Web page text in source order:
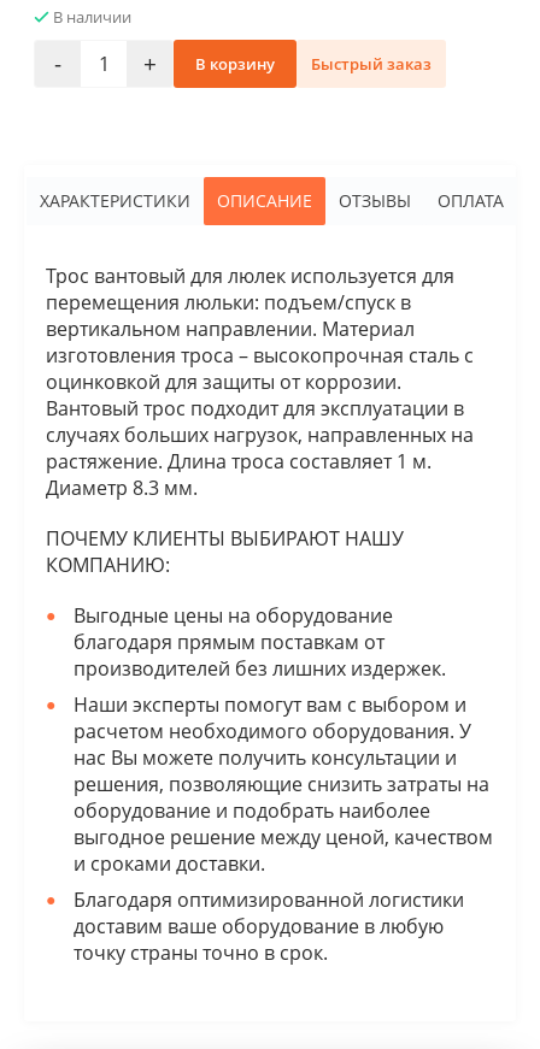
В наличии
- + В корзину Быстрый заказ
ХАРАКТЕРИСТИКИ ОПИСАНИЕ ОТЗЫВЫ ОПЛАТА
Трос вантовый для люлек используется для
перемещения люльки: подъем/спуск в
вертикальном направлении. Материал
изготовления троса – высокопрочная сталь с
оцинковкой для защиты от коррозии.
Вантовый трос подходит для эксплуатации в
случаях больших нагрузок, направленных на
растяжение. Длина троса составляет 1 м.
Диаметр 8.3 мм.
ПОЧЕМУ КЛИЕНТЫ ВЫБИРАЮТ НАШУ
КОМПАНИЮ:
Выгодные цены на оборудование
благодаря прямым поставкам от
производителей без лишних издержек.
Наши эксперты помогут вам с выбором и
расчетом необходимого оборудования. У
нас Вы можете получить консультации и
решения, позволяющие снизить затраты на
оборудование и подобрать наиболее
выгодное решение между ценой, качеством
и сроками доставки.
Благодаря оптимизированной логистики
доставим ваше оборудование в любую
точку страны точно в срок.